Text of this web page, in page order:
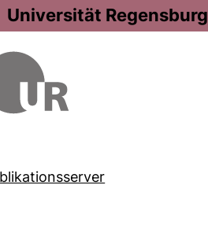
Universität Regensburg